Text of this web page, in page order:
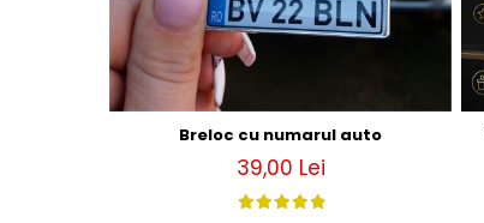
Breloc cu numarul auto
39,00 Lei